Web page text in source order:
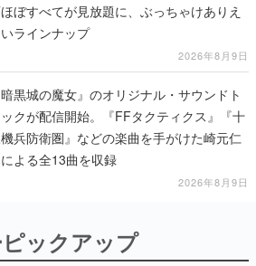
ぼすべてが見放題に、ぶっちゃけありえ
ラインナップ
2026年8月9日
暗黒城の魔女』のオリジナル・サウンドト
クが配信開始。『FFタクティクス』『十
兵防衛圏』などの楽曲を手がけた崎元仁
よる全13曲を収録
2026年8月9日
ックアップ